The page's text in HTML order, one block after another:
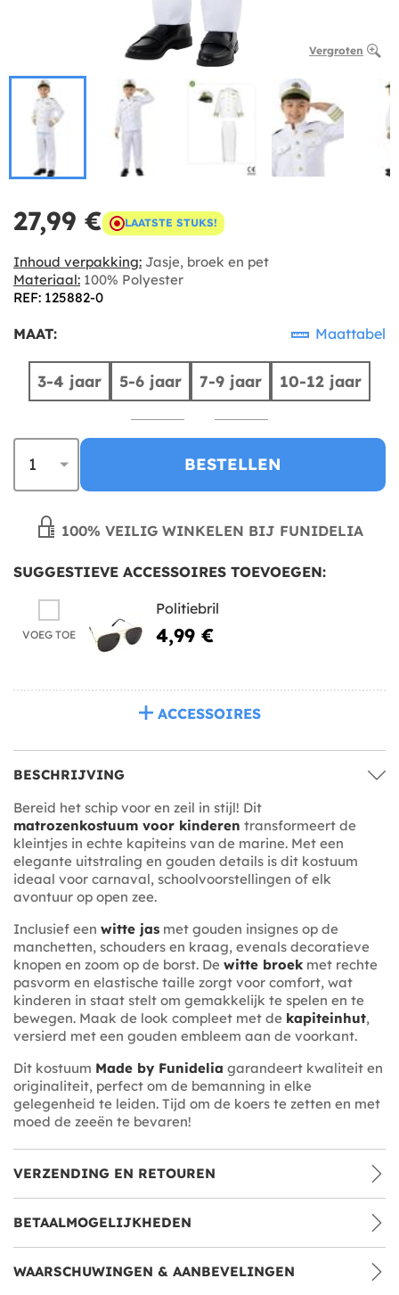
Vergroten
27,99 € LAATSTE STUKS!
Inhoud verpakking: Jasje, broek en pet
Materiaal: 100% Polyester
REF: 125882-0
MAAT: Maattabel
3-4 jaar 5-6 jaar 7-9 jaar 10-12 jaar
BESTELLEN
100% VEILIG WINKELEN BIJ FUNIDELIA
SUGGESTIEVE ACCESSOIRES TOEVOEGEN:
VOEG TOE
Politiebril
4,99 €
ACCESSOIRES
BESCHRIJVING
Bereid het schip voor en zeil in stijl! Dit
matrozenkostuum voor kinderen transformeert de
kleintjes in echte kapiteins van de marine. Met een
elegante uitstraling en gouden details is dit kostuum
ideaal voor carnaval, schoolvoorstellingen of elk
avontuur op open zee.
Inclusief een witte jas met gouden insignes op de
manchetten, schouders en kraag, evenals decoratieve
knopen en zoom op de borst. De witte broek met rechte
pasvorm en elastische taille zorgt voor comfort, wat
kinderen in staat stelt om gemakkelijk te spelen en te
bewegen. Maak de look compleet met de kapiteinhut,
versierd met een gouden embleem aan de voorkant.
Dit kostuum Made by Funidelia garandeert kwaliteit en
originaliteit, perfect om de bemanning in elke
gelegenheid te leiden. Tijd om de koers te zetten en met
moed de zeeën te bevaren!
VERZENDING EN RETOUREN
BETAALMOGELIJKHEDEN
WAARSCHUWINGEN & AANBEVELINGEN